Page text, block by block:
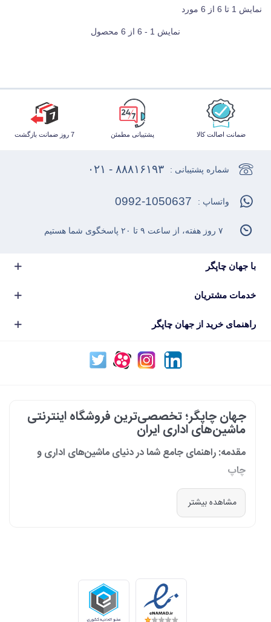
نمایش 1 تا 6 از 6 مورد
نمایش 1 - 6 از 6 محصول
ضمانت اصالت کالا پشتیبانی مطمئن 7 روز ضمانت بازگشت
با جهان چاپگر
خدمات مشتریان
راهنمای خرید از جهان چاپگر
شماره پشتیبانی : ۸۸۸۱۶۱۹۳ - ۰۲۱
واتساپ : 0992-1050637
۷ روز هفته، از ساعت ۹ تا ۲۰ پاسخگوی شما هستیم
جهان چاپگر؛ تخصصی‌ترین فروشگاه اینترنتی
ماشین‌های اداری ایران
مقدمه: راهنمای جامع شما در دنیای ماشین‌های اداری و
چاپ
در دنیای پرشتاب امروز که کسب‌وکارها و سازمان‌ها برای افزایش بهره‌وری خود به
فناوری‌های نوین وابسته‌اند، دسترسی به ابزارهای کارآمد و قابل اعتماد یک
ما، ارائه راهکارهای جامع، از مشاوره پیش از خرید تا پشتیبانی پس از فروش،
برای سازمان‌ها، شرکت‌ها و کاربران خانگی است.
طیف کاملی از محصولات برای هر نیازی
مشاهده بیشتر